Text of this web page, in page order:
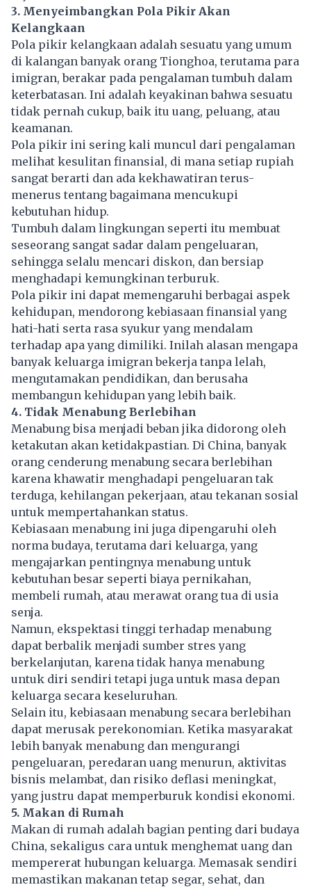
3. Menyeimbangkan Pola Pikir Akan
Kelangkaan
Pola pikir kelangkaan adalah sesuatu yang umum
di kalangan banyak orang Tionghoa, terutama para
imigran, berakar pada pengalaman tumbuh dalam
keterbatasan. Ini adalah keyakinan bahwa sesuatu
tidak pernah cukup, baik itu uang, peluang, atau
keamanan.
Pola pikir ini sering kali muncul dari pengalaman
melihat kesulitan finansial, di mana setiap rupiah
sangat berarti dan ada kekhawatiran terus-
menerus tentang bagaimana mencukupi
kebutuhan hidup.
Tumbuh dalam lingkungan seperti itu membuat
seseorang sangat sadar dalam pengeluaran,
sehingga selalu mencari diskon, dan bersiap
menghadapi kemungkinan terburuk.
Pola pikir ini dapat memengaruhi berbagai aspek
kehidupan, mendorong kebiasaan finansial yang
hati-hati serta rasa syukur yang mendalam
terhadap apa yang dimiliki. Inilah alasan mengapa
banyak keluarga imigran bekerja tanpa lelah,
mengutamakan pendidikan, dan berusaha
membangun kehidupan yang lebih baik.
4. Tidak Menabung Berlebihan
Menabung bisa menjadi beban jika didorong oleh
ketakutan akan ketidakpastian. Di China, banyak
orang cenderung menabung secara berlebihan
karena khawatir menghadapi pengeluaran tak
terduga, kehilangan pekerjaan, atau tekanan sosial
untuk mempertahankan status.
Kebiasaan menabung ini juga dipengaruhi oleh
norma budaya, terutama dari keluarga, yang
mengajarkan pentingnya menabung untuk
kebutuhan besar seperti biaya pernikahan,
membeli rumah, atau merawat orang tua di usia
senja.
Namun, ekspektasi tinggi terhadap menabung
dapat berbalik menjadi sumber stres yang
berkelanjutan, karena tidak hanya menabung
untuk diri sendiri tetapi juga untuk masa depan
keluarga secara keseluruhan.
Selain itu, kebiasaan menabung secara berlebihan
dapat merusak perekonomian. Ketika masyarakat
lebih banyak menabung dan mengurangi
pengeluaran, peredaran uang menurun, aktivitas
bisnis melambat, dan risiko deflasi meningkat,
yang justru dapat memperburuk kondisi ekonomi.
5. Makan di Rumah
Makan di rumah adalah bagian penting dari budaya
China, sekaligus cara untuk menghemat uang dan
mempererat hubungan keluarga. Memasak sendiri
memastikan makanan tetap segar, sehat, dan